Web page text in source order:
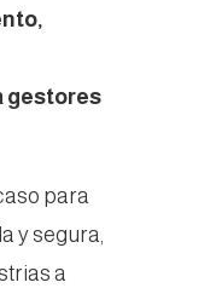
gestores
para
y segura,
a